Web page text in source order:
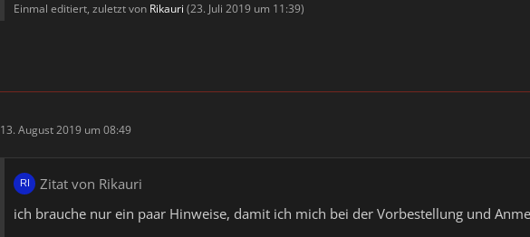
Einmal editiert, zuletzt von Rikauri (23. Juli 2019 um 11:39)
13. August 2019 um 08:49
Zitat von Rikauri
ich brauche nur ein paar Hinweise, damit ich mich bei der Vorbestellung und